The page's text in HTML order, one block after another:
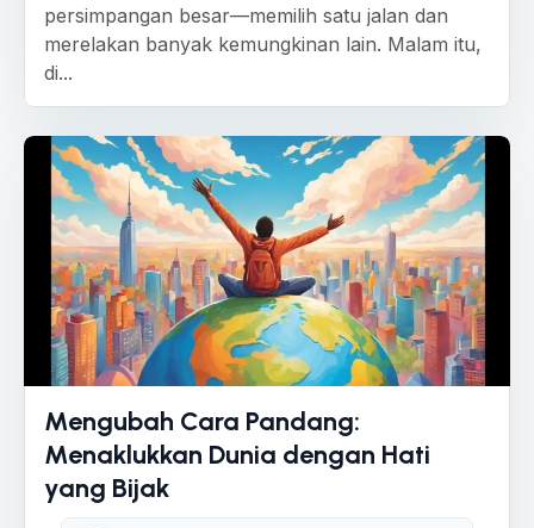
persimpangan besar—memilih satu jalan dan
merelakan banyak kemungkinan lain. Malam itu,
di...
Mengubah Cara Pandang:
Menaklukkan Dunia dengan Hati
yang Bijak